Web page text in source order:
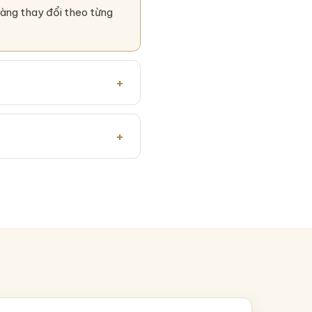
thay đổi theo từng